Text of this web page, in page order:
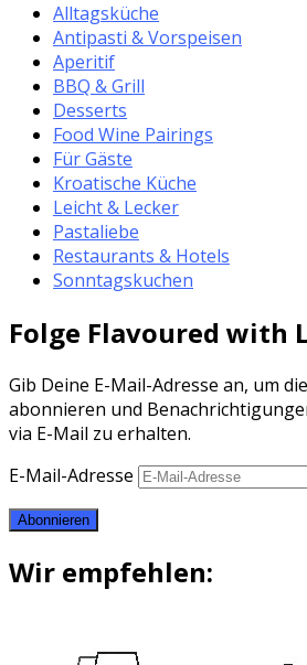
Alltagsküche
Antipasti & Vorspeisen
Aperitif
BBQ & Grill
Desserts
Food Wine Pairings
Für Gäste
Kroatische Küche
Leicht & Lecker
Pastaliebe
Restaurants & Hotels
Sonntagskuchen
Folge Flavoured with
Gib Deine E-Mail-Adresse an, um
abonnieren und
via E-Mail zu erhalten.
E-Mail-Adresse
Abonnieren
Wir empfehlen: